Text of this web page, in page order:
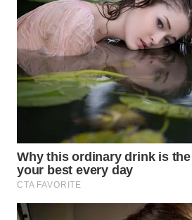
WAHANANEWS
NET
WAHANA
SPORT
WAHANA
WAHANA
SELEB